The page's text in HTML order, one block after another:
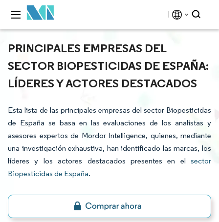
PRINCIPALES EMPRESAS DEL
SECTOR BIOPESTICIDAS DE ESPAÑA:
LÍDERES Y ACTORES DESTACADOS
Esta lista de las principales empresas del sector Biopesticidas
de España se basa en las evaluaciones de los analistas y
asesores expertos de Mordor Intelligence, quienes, mediante
una investigación exhaustiva, han identificado las marcas, los
líderes y los actores destacados presentes en el sector
Biopesticidas de España.